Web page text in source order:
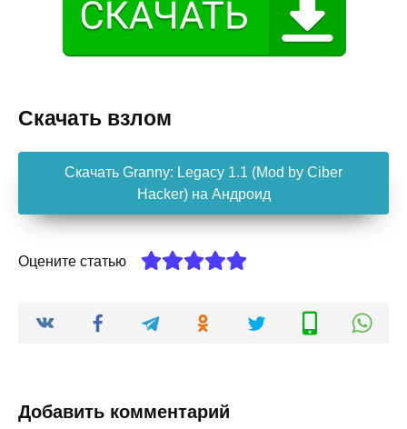
Скачать взлом
Скачать Granny: Legacy 1.1 (Mod by Ciber
Hacker) на Андроид
Оцените статью
Добавить комментарий